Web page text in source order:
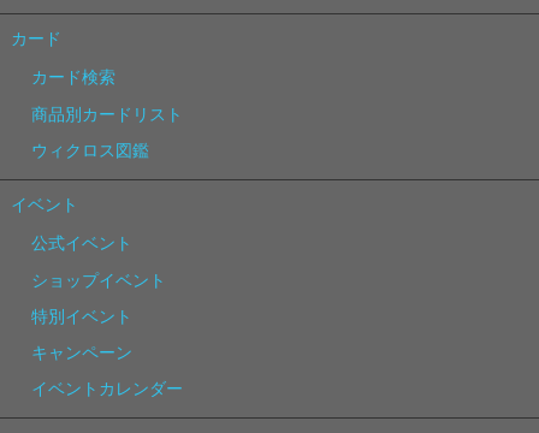
カード
カード検索
商品別カードリスト
ウィクロス図鑑
イベント
公式イベント
ショップイベント
特別イベント
キャンペーン
イベントカレンダー